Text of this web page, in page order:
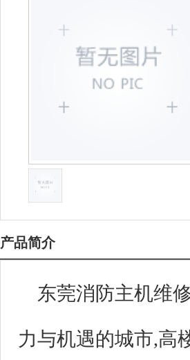
产品简介
东莞消防主机维
力与机遇的城市,高